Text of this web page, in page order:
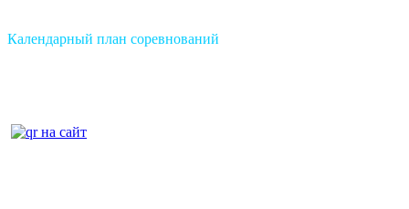
Календарный план соревнований